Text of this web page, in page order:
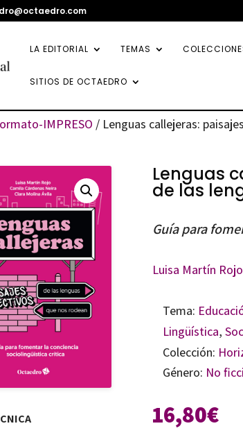
LA EDITORIAL TEMAS
SITIOS DE OCTAEDRO
IMPRESO / Lenguas callejeras:
Lenguas
de las
Guía para
Luisa Martín Rojo
Tema:
Lingüística,
Colección:
Género: No
16,80€